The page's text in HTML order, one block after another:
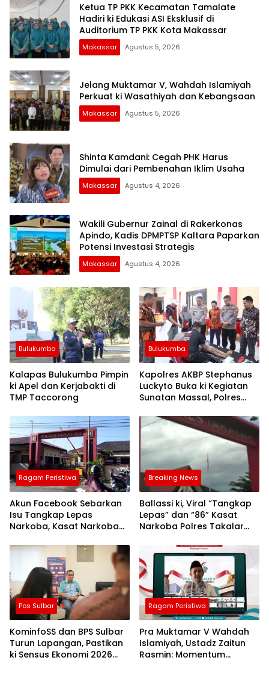
Ketua TP PKK Kecamatan Tamalate
Hadiri ki Edukasi ASI Eksklusif di
Auditorium TP PKK Kota Makassar
Makassar Agustus 5, 2026
Jelang Muktamar V, Wahdah Islamiyah
Perkuat ki Wasathiyah dan Kebangsaan
Makassar Agustus 5, 2026
Shinta Kamdani: Cegah PHK Harus
Dimulai dari Pembenahan Iklim Usaha
Makassar Agustus 4, 2026
Wakili Gubernur Zainal di Rakerkonas
Apindo, Kadis DPMPTSP Kaltara Paparkan
Potensi Investasi Strategis
Makassar Agustus 4, 2026
Bulukumba
Kalapas Bulukumba Pimpin
ki Apel dan Kerjabakti di
TMP Taccorong
Bulukumba
Kapolres AKBP Stephanus
Luckyto Buka ki Kegiatan
Sunatan Massal, Polres
dengan Pemuda Pancasila
Ragam Peristiwa
Akun Facebook Sebarkan
Isu Tangkap Lepas
Narkoba, Kasat Narkoba
dan Fitnah
Breaking News
Ballassi ki, Viral “Tangkap
Lepas” dan “86” Kasat
Narkoba Polres Takalar
Pos Sulbar
KominfoSS dan BPS Sulbar
Turun Lapangan, Pastikan
ki Sensus Ekonomi 2026
Ragam Peristiwa
Pra Muktamar V Wahdah
Islamiyah, Ustadz Zaitun
Rasmin: Momentum